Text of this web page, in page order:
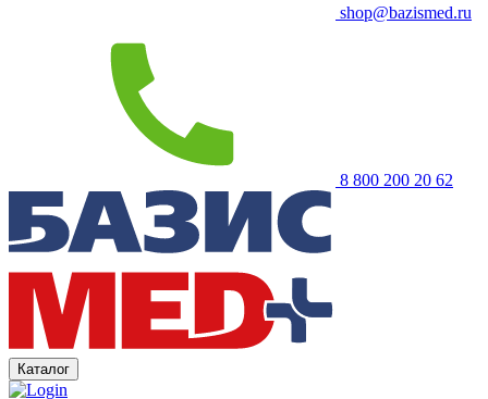
shop@bazismed.ru
8 800 200 20 62
Каталог